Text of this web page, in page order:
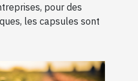
pour des
les capsules sont